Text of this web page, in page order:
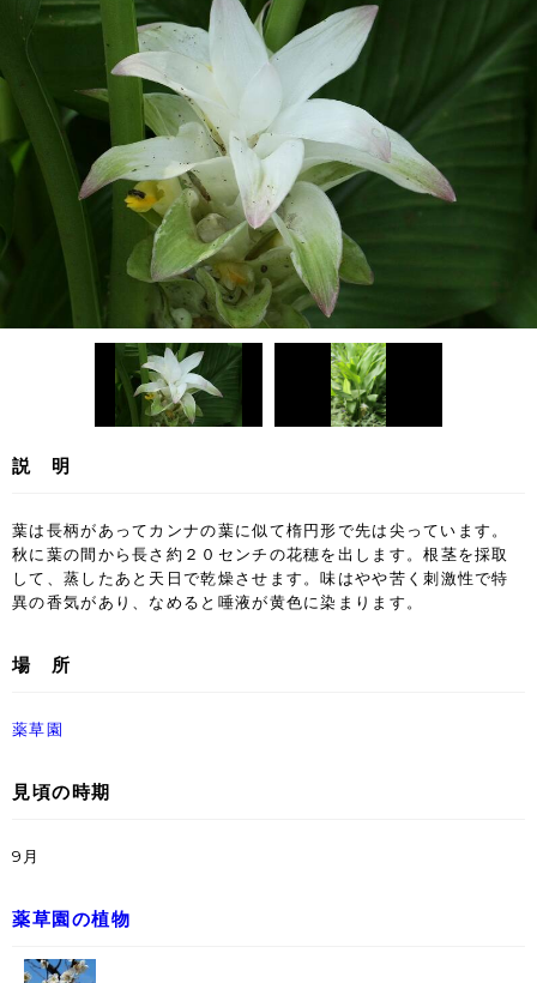
説 明
葉は長柄があってカンナの葉に似て楕円形で先は尖っています。
秋に葉の間から長さ約２０センチの花穂を出します。根茎を採取
して、蒸したあと天日で乾燥させます。味はやや苦く刺激性で特
異の香気があり、なめると唾液が黄色に染まります。
場 所
薬草園
見頃の時期
9月
薬草園の植物